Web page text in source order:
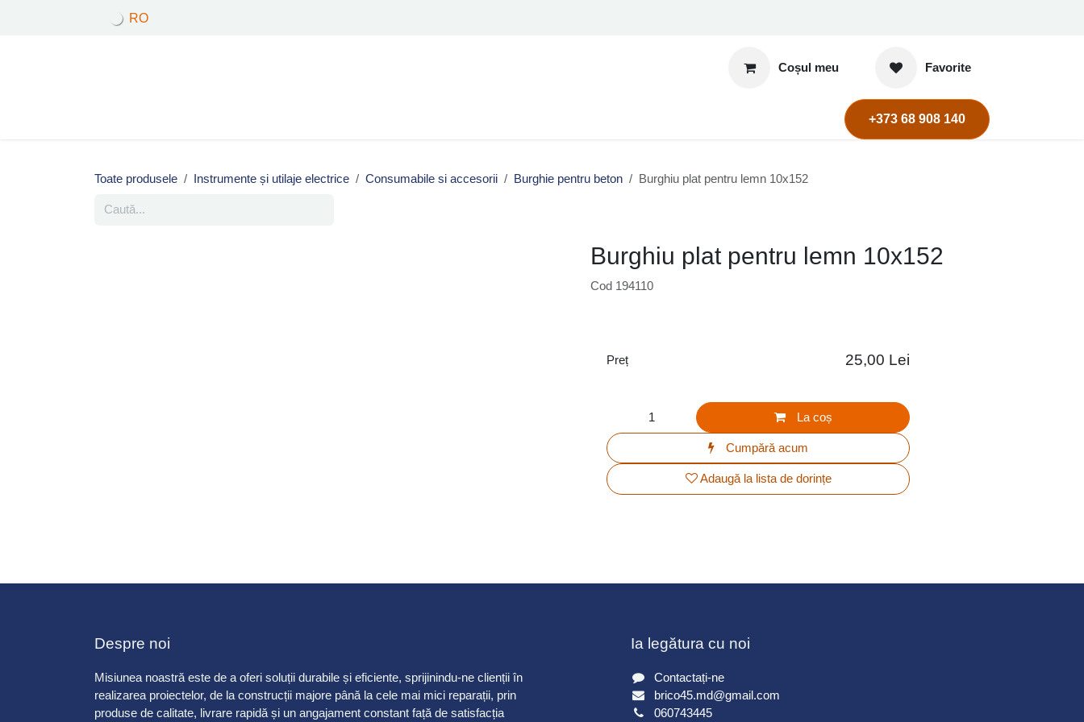
RO
Coșul meu Favorite
+373 68 908 140
Toate produsele Instrumente și utilaje electrice Consumabile si accesorii Burghie pentru beton Burghiu plat pentru lemn 10x152
Burghiu plat pentru lemn 10x152
Cod 194110
La coș
Cumpără acum
Adaugă la lista de dorințe
Preț 25,00 Lei
Despre noi
Misiunea noastră este de a oferi soluții durabile și eficiente, sprijinindu-ne clienții în
realizarea proiectelor, de la construcții majore până la cele mai mici reparații, prin
produse de calitate, livrare rapidă și un angajament constant față de satisfacția
Ia legătura cu noi
Contactați-ne
brico45.md@gmail.com
060743445